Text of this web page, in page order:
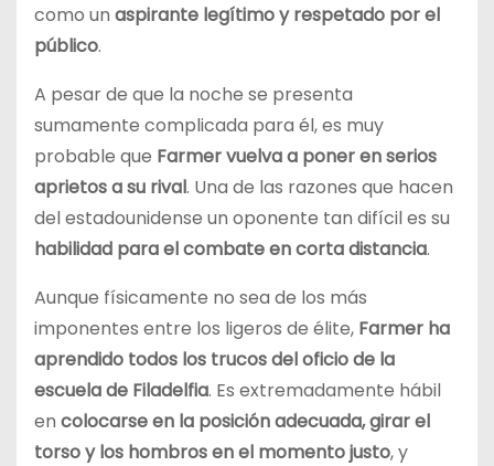
como un aspirante legítimo y respetado por el
público.
A pesar de que la noche se presenta
sumamente complicada para él, es muy
probable que Farmer vuelva a poner en serios
aprietos a su rival. Una de las razones que hacen
del estadounidense un oponente tan difícil es su
habilidad para el combate en corta distancia.
Aunque físicamente no sea de los más
imponentes entre los ligeros de élite, Farmer ha
aprendido todos los trucos del oficio de la
escuela de Filadelfia. Es extremadamente hábil
en colocarse en la posición adecuada, girar el
torso y los hombros en el momento justo, y